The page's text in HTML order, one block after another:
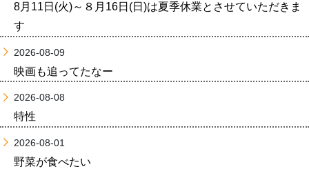
8月11日(火)～８月16日(日)は夏季休業とさせていただきま
す
2026-08-09
映画も追ってたなー
2026-08-08
特性
2026-08-01
野菜が食べたい